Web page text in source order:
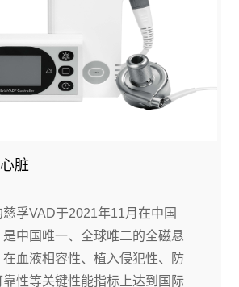
脏
慈孚VAD于2021年11月在中国
中国唯一、全球唯二的全磁悬
血液相容性、植入侵犯性、防
性等关键性能指标上达到国际